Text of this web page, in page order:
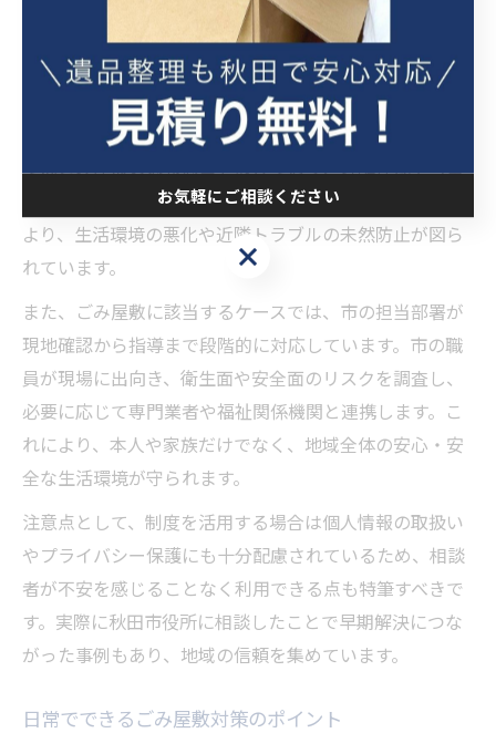
ごみ屋敷予防に役立つ秋田市の制度紹介
秋田市では、ごみ屋敷問題の予防や早期発見のために独
自の制度や条例が整備されています。たとえば、市役所
ではごみ屋敷の通報窓口を設けており、近隣住民や当事
者が気軽に相談できる体制が構築されています。これに
より、生活環境の悪化や近隣トラブルの未然防止が図ら
れています。
また、ごみ屋敷に該当するケースでは、市の担当部署が
現地確認から指導まで段階的に対応しています。市の職
員が現場に出向き、衛生面や安全面のリスクを調査し、
必要に応じて専門業者や福祉関係機関と連携します。こ
れにより、本人や家族だけでなく、地域全体の安心・安
全な生活環境が守られます。
注意点として、制度を活用する場合は個人情報の取扱い
やプライバシー保護にも十分配慮されているため、相談
者が不安を感じることなく利用できる点も特筆すべきで
す。実際に秋田市役所に相談したことで早期解決につな
がった事例もあり、地域の信頼を集めています。
日常でできるごみ屋敷対策のポイント
お気軽にご相談ください
お気軽にご相談ください